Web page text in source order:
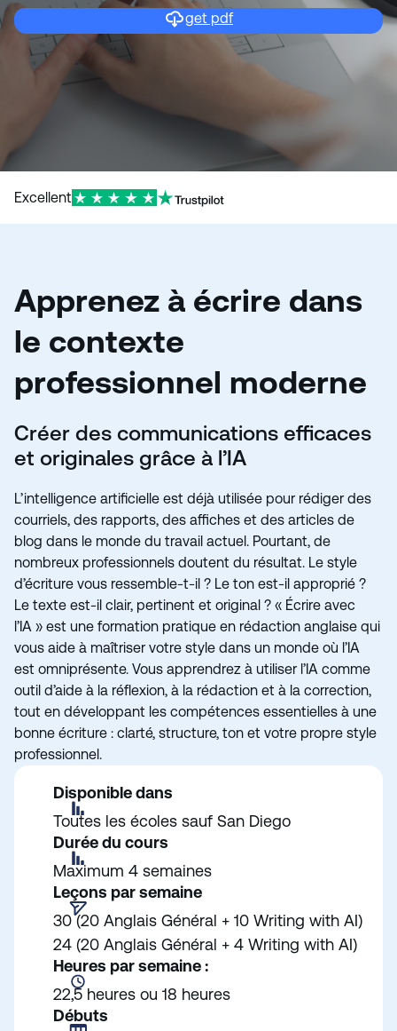
get pdf
Excellent
Apprenez à écrire dans
le contexte
professionnel moderne
Créer des communications efficaces
et originales grâce à l’IA
L’intelligence artificielle est déjà utilisée pour rédiger des
courriels, des rapports, des affiches et des articles de
blog dans le monde du travail actuel. Pourtant, de
nombreux professionnels doutent du résultat. Le style
d’écriture vous ressemble-t-il ? Le ton est-il approprié ?
Le texte est-il clair, pertinent et original ? « Écrire avec
l’IA » est une formation pratique en rédaction anglaise qui
vous aide à maîtriser votre style dans un monde où l’IA
est omniprésente. Vous apprendrez à utiliser l’IA comme
outil d’aide à la réflexion, à la rédaction et à la correction,
tout en développant les compétences essentielles à une
bonne écriture : clarté, structure, ton et votre propre style
professionnel.
Disponible dans
Toutes les écoles sauf San Diego
Durée du cours
Maximum 4 semaines
Leçons par semaine
30 (20 Anglais Général + 10 Writing with AI)
24 (20 Anglais Général + 4 Writing with AI)
Heures par semaine :
22,5 heures ou 18 heures
Débuts